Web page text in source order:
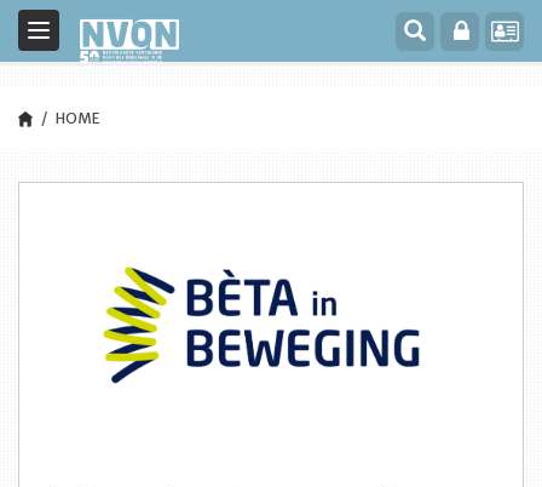
Toggle
navigation
HOME